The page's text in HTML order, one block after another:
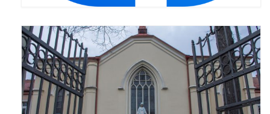
Odpust 2021
Kościół Stacyjny Wielkiego Postu 2021
Pierwsza Komunia Święta
Pierwsza Komunia Święta – Grupa 1
Pierwsza Komunia Święta – Grupa 2